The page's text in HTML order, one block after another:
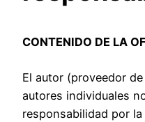
CONTENIDO DE LA
El autor (proveedor
autores individuales
responsabilidad por